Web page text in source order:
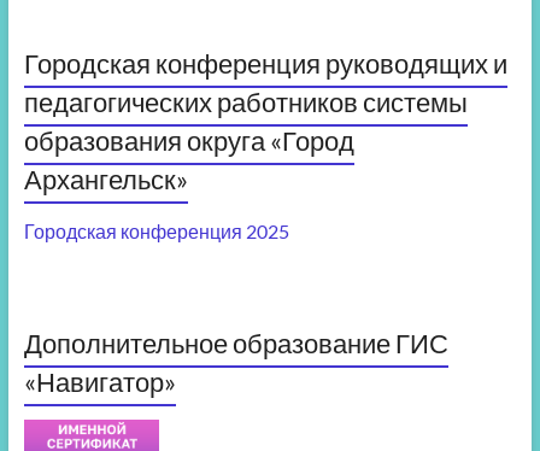
Городская конференция руководящих и
педагогических работников системы
образования округа «Город
Архангельск»
Городская конференция 2025
Дополнительное образование ГИС
«Навигатор»